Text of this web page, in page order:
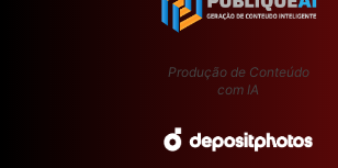
Produção de Conteúdo
com IA